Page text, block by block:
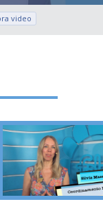
video